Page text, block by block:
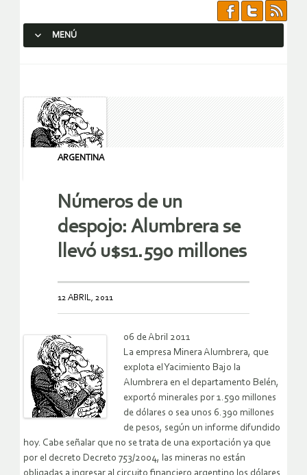
MENÚ
ARGENTINA
Números de un
despojo: Alumbrera se
llevó u$s1.590 millones
12 ABRIL, 2011
06 de Abril 2011
La empresa Minera Alumbrera, que
explota el Yacimiento Bajo la
Alumbrera en el departamento Belén,
exportó minerales por 1.590 millones
de dólares o sea unos 6.390 millones
de pesos, según un informe difundido
hoy. Cabe señalar que no se trata de una exportación ya que
por el decreto Decreto 753/2004, las mineras no están